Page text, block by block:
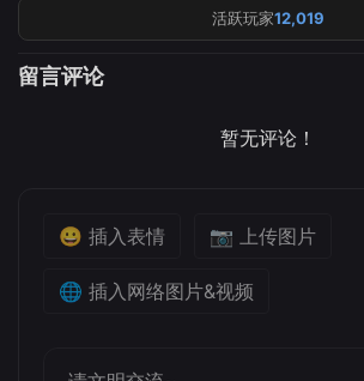
活跃玩家12,019
留言评论
暂无评论！
😀 插入表情 📷 上传图片
🌐 插入网络图片&视频